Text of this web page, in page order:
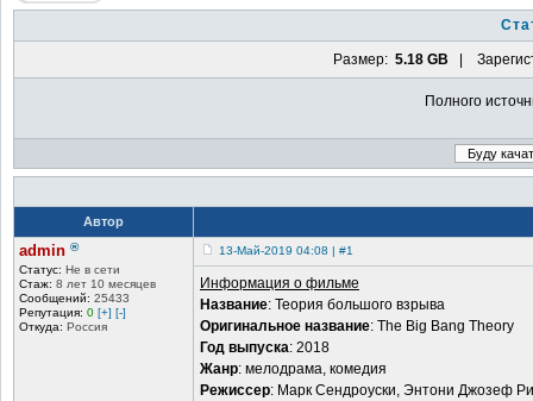
Размер: 5.18 GB |
Полного
Автор
admin ®
Статус: Не в сети
Стаж: 8 лет 10 месяцев
Сообщений: 25433
Репутация: 0 [+] [-]
Откуда: Россия
13-Май-2019 04:08 | #1
Информация о фильме
Название: Теория большого взрыва
Оригинальное название: The Big Bang Theory
Год выпуска: 2018
Жанр: мелодрама, комедия
Режиссер: Марк Сендроуски, Энтони Джозеф